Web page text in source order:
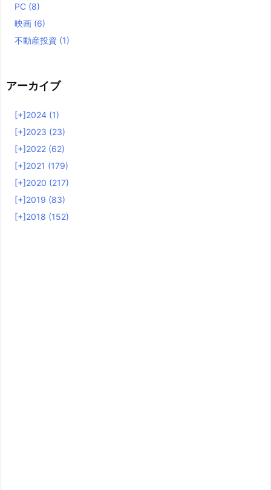
PC (8)
映画 (6)
不動産投資 (1)
アーカイブ
[+]2024 (1)
[+]2023 (23)
[+]2022 (62)
[+]2021 (179)
[+]2020 (217)
[+]2019 (83)
[+]2018 (152)